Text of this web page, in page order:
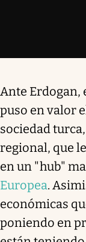
Ante Erdogan,
puso en valor
sociedad
regional, que
en un "hub"
Europea.
económicas
poniendo en